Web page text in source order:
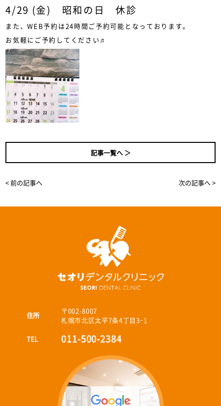
4/29 (金) 昭和の日 休診
また、WEB予約は24時間ご予約可能となっております。
お気軽にご予約してください♬
< 前の記事へ
記事一覧へ ＞
次の記事へ >
住所
〒002-8007
札幌市北区太平7条4丁目3−1
TEL 011-500-2384